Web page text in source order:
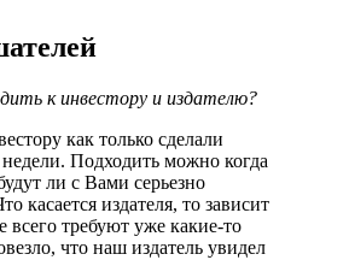
к инвестору и издателю?
как только сделали
Подходить можно когда
ли с Вами серьезно
касается издателя, то зависит
всего требуют уже какие-то
что наш издатель увидел